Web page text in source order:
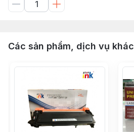
Các sản phẩm, dịch vụ khác